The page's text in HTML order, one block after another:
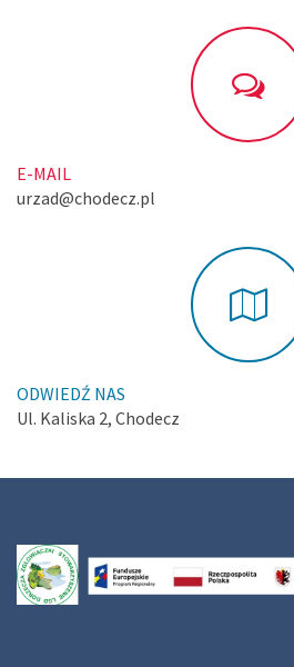
E-MAIL
urzad@chodecz.pl
ODWIEDŹ NAS
Ul. Kaliska 2, Chodecz